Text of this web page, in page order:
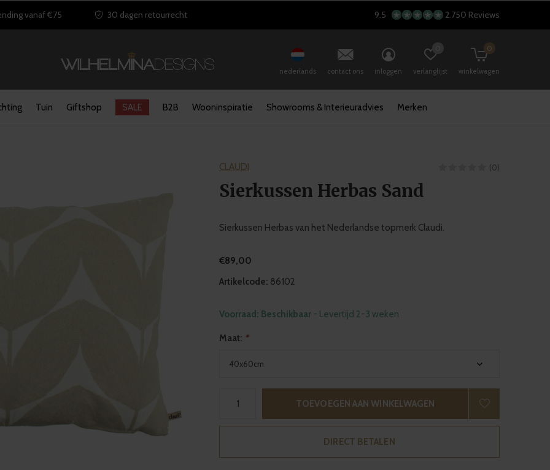
Tuin Giftshop SALE B2B Wooninspiratie Showrooms & Interieuradvies Merken
nederlands contact ons inloggen verlanglijst winkelwagen
0
vanaf €75 30 dagen retourrecht 9.5 2.750 Reviews
CLAUDI (0)
Sierkussen Herbas Sand
Sierkussen Herbas van het Nederlandse topmerk Claudi.
€89,00
Artikelcode: 86102
Voorraad: Beschikbaar - Levertijd 2-3 weken
Maat: *
TOEVOEGEN AAN WINKELWAGEN
DIRECT BETALEN